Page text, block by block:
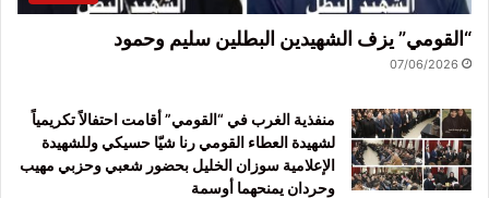
“القومي” يزف الشهيدين البطلين سليم وحمود
07/06/2026
منفذية الغرب في “القومي” أقامت احتفالاً تكريمياً
لشهيدة العطاء القومي رنا شيّا حسيكي وللشهيدة
الإعلامية سوزان الخليل بحضور شعبي وحزبي مهيب
وحردان يمنحهما أوسمة